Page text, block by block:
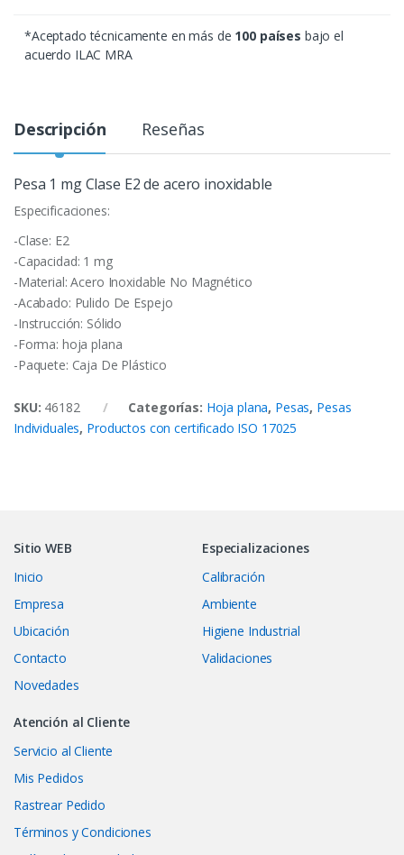
*Aceptado técnicamente en más de 100 países bajo el
acuerdo ILAC MRA
Descripción Reseñas
Pesa 1 mg Clase E2 de acero inoxidable
Especificaciones:
-Clase: E2
-Capacidad: 1 mg
-Material: Acero Inoxidable No Magnético
-Acabado: Pulido De Espejo
-Instrucción: Sólido
-Forma: hoja plana
-Paquete: Caja De Plástico
SKU: 46182 Categorías: Hoja plana, Pesas, Pesas
Individuales, Productos con certificado ISO 17025
Sitio WEB
Inicio
Empresa
Ubicación
Contacto
Novedades
Especializaciones
Calibración
Ambiente
Higiene Industrial
Validaciones
Atención al Cliente
Servicio al Cliente
Mis Pedidos
Rastrear Pedido
Términos y Condiciones